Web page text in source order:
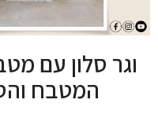
וגר סלון עם
המטבח